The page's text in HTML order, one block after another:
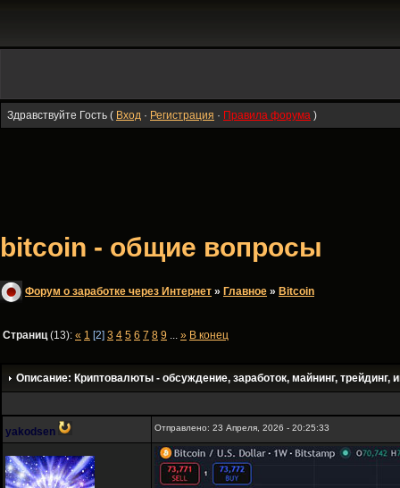
Здравствуйте Гость ( Вход · Регистрация · Правила форума )
bitcoin - общие вопросы
Форум о заработке через Интернет » Главное » Bitсoin
Страниц(13): « 1 [2] 3 4 5 6 7 8 9 ... » В конец
Описание: Криптовалюты - обсуждение, заработок, майнинг, трейдинг,
yakodsen Отправлено: 23 Апреля, 2026 - 20:25:33